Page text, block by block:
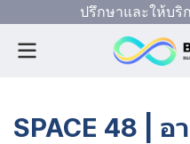
ปรึกษาและให้บริ
SPACE 48 | อ